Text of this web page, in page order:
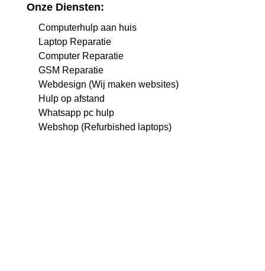
Onze Diensten:
Computerhulp aan huis
Laptop Reparatie
Computer Reparatie
GSM Reparatie
Webdesign (Wij maken websites)
Hulp op afstand
Whatsapp pc hulp
Webshop (Refurbished laptops)